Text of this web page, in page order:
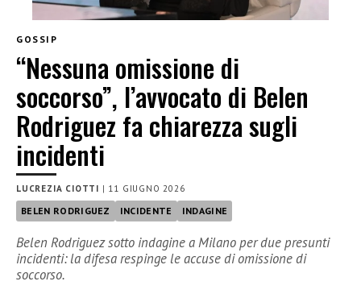
GOSSIP
“Nessuna omissione di
soccorso”, l’avvocato di Belen
Rodriguez fa chiarezza sugli
incidenti
LUCREZIA CIOTTI | 11 GIUGNO 2026
BELEN RODRIGUEZ INCIDENTE INDAGINE
Belen Rodriguez sotto indagine a Milano per due presunti
incidenti: la difesa respinge le accuse di omissione di
soccorso.